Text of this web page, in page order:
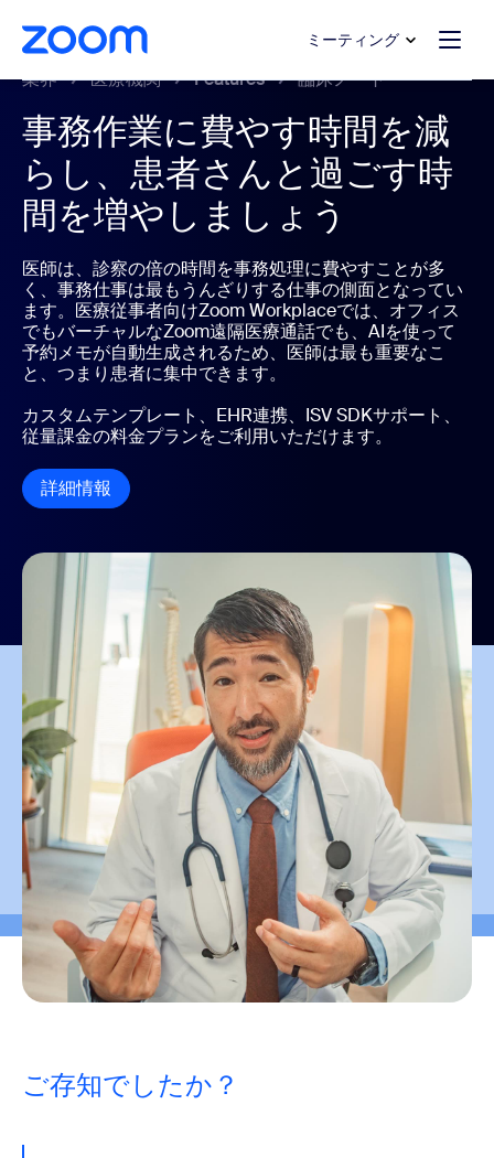
テンツへスキップ
ットへスキップ ミーティング
業界 医療機関 Features 臨床ノート
事務作業に費やす時間を減
らし、患者さんと過ごす時
間を増やしましょう
医師は、診察の倍の時間を事務処理に費やすことが多
く、事務仕事は最もうんざりする仕事の側面となってい
ます。医療従事者向けZoom Workplaceでは、オフィス
でもバーチャルなZoom遠隔医療通話でも、AIを使って
予約メモが自動生成されるため、医師は最も重要なこ
と、つまり患者に集中できます。
カスタムテンプレート、EHR連携、ISV SDKサポート、
従量課金の料金プランをご利用いただけます。
詳細情報 詳細情報
ご存知でしたか？